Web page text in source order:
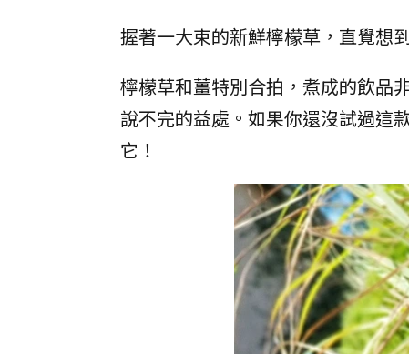
握著一大束的新鮮檸檬草，直覺想
檸檬草和薑特別合拍，煮成的飲品
說不完的益處。如果你還沒試過這
它！